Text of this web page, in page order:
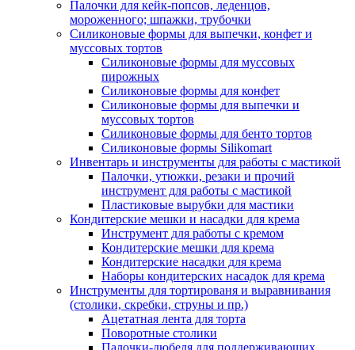
Палочки для кейк-попсов, леденцов,
мороженного; шпажки, трубочки
Силиконовые формы для выпечки, конфет и
муссовых тортов
Силиконовые формы для муссовых
пирожных
Силиконовые формы для конфет
Силиконовые формы для выпечки и
муссовых тортов
Силиконовые формы для бенто тортов
Силиконовые формы Silikomart
Инвентарь и инструменты для работы с мастикой
Палочки, утюжки, резаки и прочий
инструмент для работы с мастикой
Пластиковые вырубки для мастики
Кондитерские мешки и насадки для крема
Инструмент для работы с кремом
Кондитерские мешки для крема
Кондитерские насадки для крема
Наборы кондитерских насадок для крема
Инструменты для тортированя и выравнивания
(столики, скребки, струны и пр.)
Ацетатная лента для торта
Поворотные столики
Палочки-дюбеля для поддерживающих